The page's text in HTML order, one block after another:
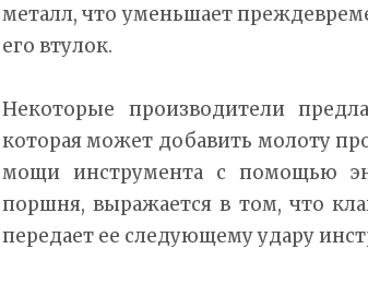
металл, что уменьшает
его втулок.
Некоторые производители
которая может добавить молоту
мощи инструмента с помощью
поршня, выражается в том, что
передает ее следующему удару